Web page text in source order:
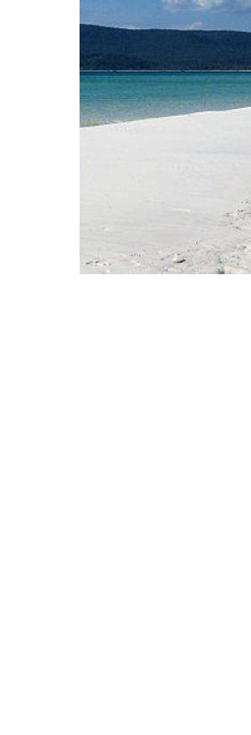
Hit enter to search or